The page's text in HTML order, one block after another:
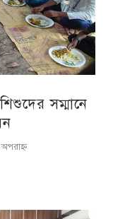
সম্মানে